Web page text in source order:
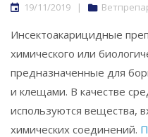
19/11/2019 |
Инсектоакарицидные
химического или
предназначенные для
и клещами. В качестве
используются вещества,
химических соединений.